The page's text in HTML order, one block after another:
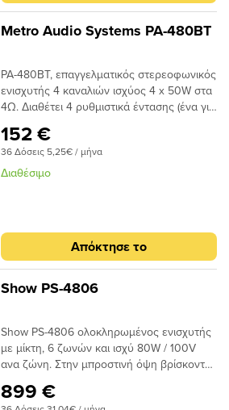
Metro Audio Systems PA-480BT
PA-480BT, επαγγελματικός στερεοφωνικός
ενισχυτής 4 καναλιών ισχύος 4 x 50W στα
4Ω. Διαθέτει 4 ρυθμιστικά έντασης (ένα για
media player με θύρες USB/SD για
αναπαραγωγή MP3 , λειτουργία Echo, 2
εισόδους μικροφώνου, ρύθμιση bass –
152 €
36 Δόσεις 5,25€ / μήνα
Διαθέσιμο
Απόκτησε το
Show PS-4806
Show PS-4806 ολοκληρωμένος ενισχυτής
με μίκτη, 6 ζωνών και ισχύ 80W / 100V
ανα ζώνη. Στην μπροστινή όψη βρίσκονται,
αναπαραγωγή μουσικών αρχείων και
899 €